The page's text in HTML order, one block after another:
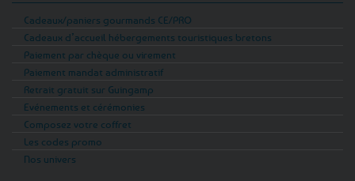
Cadeaux/paniers gourmands CE/PRO
Cadeaux d’accueil hébergements touristiques bretons
Paiement par chèque ou virement
Paiement mandat administratif
Retrait gratuit sur Guingamp
Evénements et cérémonies
Composez votre coffret
Les codes promo
Nos univers